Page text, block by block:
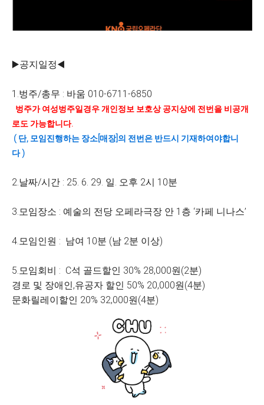
▶️공지일정◀️
1.벙주/총무 : 바움 010-6711-6850
벙주가 여성벙주일경우 개인정보 보호상 공지상에 전번을 비공개
로도 가능합니다.
( 단, 모임진행하는 장소[매장]의 전번은 반드시 기재하여야합니
다 )
2.날짜/시간 : 25. 6. 29. 일. 오후 2시 10분
3.모임장소 : 예술의 전당 오페라극장 안 1층 ‘카페 니나스’
4.모임인원 : 남여 10분 (남 2분 이상)
5.모임회비 : C석 골드할인 30% 28,000원(2분)
경로 및 장애인,유공자 할인 50% 20,000원(4분)
문화릴레이할인 20% 32,000원(4분)